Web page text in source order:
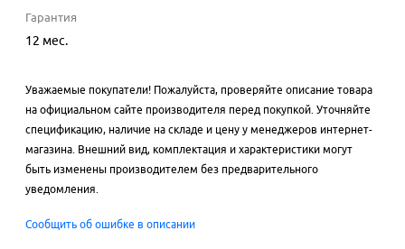
Гарантия
12 мес.
Уважаемые покупатели! Пожалуйста, проверяйте описание товара
на официальном сайте производителя перед покупкой. Уточняйте
спецификацию, наличие на складе и цену у менеджеров интернет-
магазина. Внешний вид, комплектация и характеристики могут
быть изменены производителем без предварительного
уведомления.
Сообщить об ошибке в описании